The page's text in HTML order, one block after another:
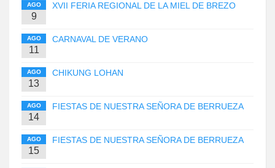
AGO
9
XVII FERIA REGIONAL DE LA MIEL DE BREZO
AGO
11
CARNAVAL DE VERANO
AGO
13
CHIKUNG LOHAN
AGO
14
FIESTAS DE NUESTRA SEÑORA DE BERRUEZA
AGO
15
FIESTAS DE NUESTRA SEÑORA DE BERRUEZA